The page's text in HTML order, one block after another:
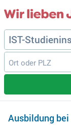
Ausbildung